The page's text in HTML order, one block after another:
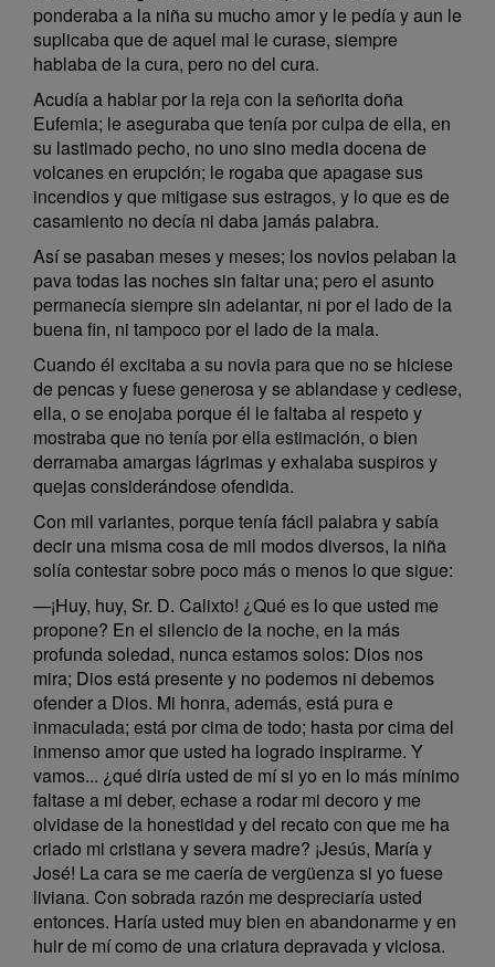
ponderaba a la niña su mucho amor y le pedía y aun le
suplicaba que de aquel mal le curase, siempre
hablaba de la cura, pero no del cura.
Acudía a hablar por la reja con la señorita doña
Eufemia; le aseguraba que tenía por culpa de ella, en
su lastimado pecho, no uno sino media docena de
volcanes en erupción; le rogaba que apagase sus
incendios y que mitigase sus estragos, y lo que es de
casamiento no decía ni daba jamás palabra.
Así se pasaban meses y meses; los novios pelaban la
pava todas las noches sin faltar una; pero el asunto
permanecía siempre sin adelantar, ni por el lado de la
buena fin, ni tampoco por el lado de la mala.
Cuando él excitaba a su novia para que no se hiciese
de pencas y fuese generosa y se ablandase y cediese,
ella, o se enojaba porque él le faltaba al respeto y
mostraba que no tenía por ella estimación, o bien
derramaba amargas lágrimas y exhalaba suspiros y
quejas considerándose ofendida.
Con mil variantes, porque tenía fácil palabra y sabía
decir una misma cosa de mil modos diversos, la niña
solía contestar sobre poco más o menos lo que sigue:
—¡Huy, huy, Sr. D. Calixto! ¿Qué es lo que usted me
propone? En el silencio de la noche, en la más
profunda soledad, nunca estamos solos: Dios nos
mira; Dios está presente y no podemos ni debemos
ofender a Dios. Mi honra, además, está pura e
inmaculada; está por cima de todo; hasta por cima del
inmenso amor que usted ha logrado inspirarme. Y
vamos... ¿qué diría usted de mí si yo en lo más mínimo
faltase a mi deber, echase a rodar mi decoro y me
olvidase de la honestidad y del recato con que me ha
criado mi cristiana y severa madre? ¡Jesús, María y
José! La cara se me caería de vergüenza si yo fuese
liviana. Con sobrada razón me despreciaría usted
entonces. Haría usted muy bien en abandonarme y en
huir de mí como de una criatura depravada y viciosa.